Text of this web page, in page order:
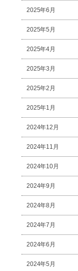
2025年6月
2025年5月
2025年4月
2025年3月
2025年2月
2025年1月
2024年12月
2024年11月
2024年10月
2024年9月
2024年8月
2024年7月
2024年6月
2024年5月